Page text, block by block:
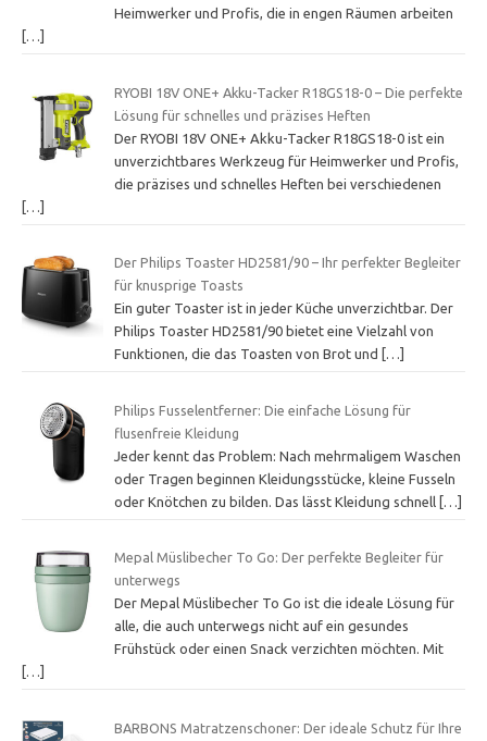
Heimwerker und Profis, die in engen Räumen arbeiten
[…]
RYOBI 18V ONE+ Akku-Tacker R18GS18-0 – Die perfekte
Lösung für schnelles und präzises Heften
Der RYOBI 18V ONE+ Akku-Tacker R18GS18-0 ist ein
unverzichtbares Werkzeug für Heimwerker und Profis,
die präzises und schnelles Heften bei verschiedenen
[…]
Der Philips Toaster HD2581/90 – Ihr perfekter Begleiter
für knusprige Toasts
Ein guter Toaster ist in jeder Küche unverzichtbar. Der
Philips Toaster HD2581/90 bietet eine Vielzahl von
Funktionen, die das Toasten von Brot und
[…]
Philips Fusselentferner: Die einfache Lösung für
flusenfreie Kleidung
Jeder kennt das Problem: Nach mehrmaligem Waschen
oder Tragen beginnen Kleidungsstücke, kleine Fusseln
oder Knötchen zu bilden. Das lässt Kleidung schnell […]
Mepal Müslibecher To Go: Der perfekte Begleiter für
unterwegs
Der Mepal Müslibecher To Go ist die ideale Lösung für
alle, die auch unterwegs nicht auf ein gesundes
Frühstück oder einen Snack verzichten möchten. Mit
[…]
BARBONS Matratzenschoner: Der ideale Schutz für Ihre